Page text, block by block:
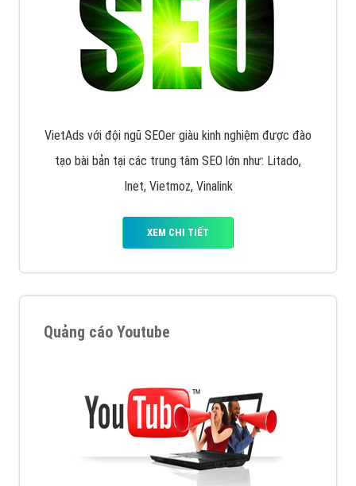
VietAds với đội ngũ SEOer giàu kinh nghiệm được đào
tạo bài bản tại các trung tâm SEO lớn như: Litado,
Inet, Vietmoz, Vinalink
XEM CHI TIẾT
Quảng cáo Youtube